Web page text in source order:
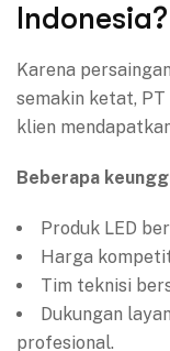
Indonesia?
Karena
semakin ketat,
klien
Beberapa
Produk LED
Harga
Tim teknisi
Dukungan
profesional.